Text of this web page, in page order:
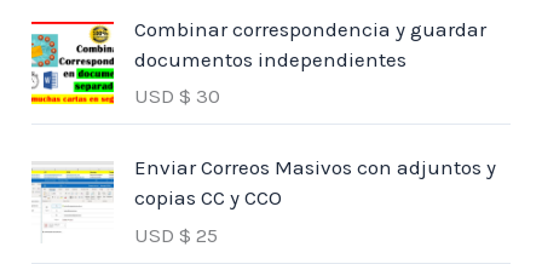
Combinar correspondencia y guardar
documentos independientes
USD $ 30
Enviar Correos Masivos con adjuntos y
copias CC y CCO
USD $ 25